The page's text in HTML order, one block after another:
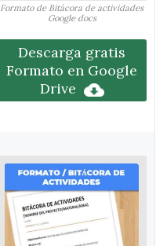
Formato de Bitácora de actividades
Google docs
Descarga gratis
Formato en Google
Drive